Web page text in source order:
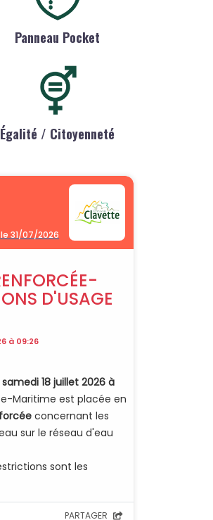
Panneau Pocket
Égalité / Citoyenneté